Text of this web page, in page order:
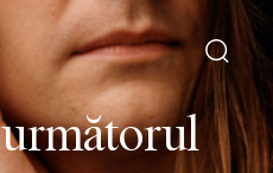
următorul